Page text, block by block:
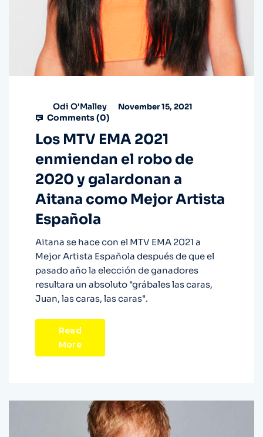
Odi O'Malley November 15, 2021
Comments (0)
Los MTV EMA 2021
enmiendan el robo de
2020 y galardonan a
Aitana como Mejor Artista
Española
Aitana se hace con el MTV EMA 2021 a
Mejor Artista Española después de que el
pasado año la elección de ganadores
resultara un absoluto "grábales las caras,
Juan, las caras, las caras".
Read
More